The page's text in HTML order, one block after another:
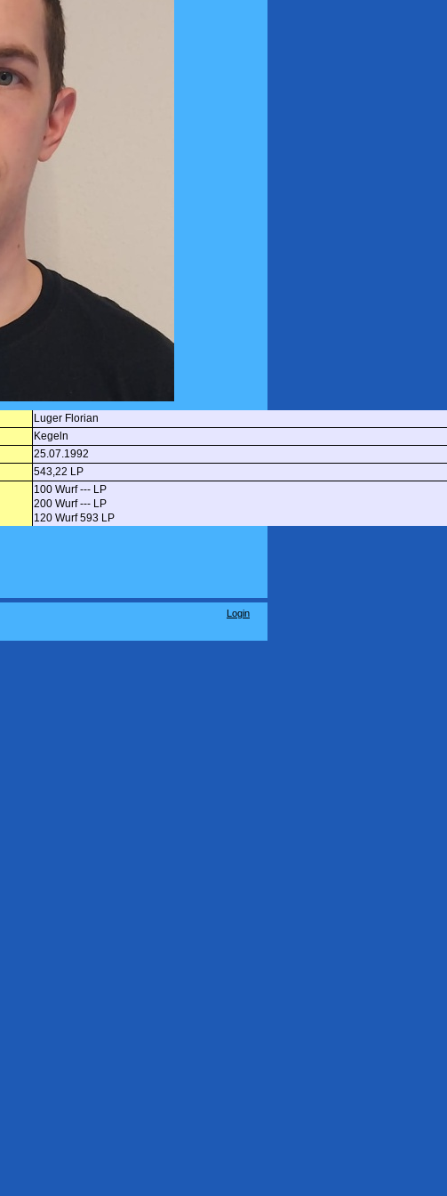
Luger Florian
Kegeln
25.07.1992
543,22 LP
100 Wurf --- LP
200 Wurf --- LP
120 Wurf 593 LP
Login